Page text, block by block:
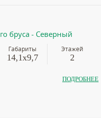
бруса - Северный
Габариты
14,1х9,7
Этажей
2
ПОДРОБНЕЕ